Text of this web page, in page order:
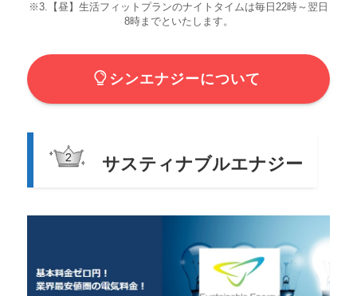
※3.【昼】生活フィットプランのナイトタイムは毎日22時～翌日
8時までといたします。
シンエナジーについて
サスティナブルエナジー